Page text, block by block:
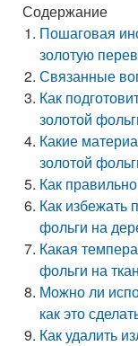
Содержание
Пошаговая
золотую
Связанные
Как
золотой
Какие
золотой
Как
Как избежать
фольги на
Какая
фольги на
Можно ли
как это
Как удалить